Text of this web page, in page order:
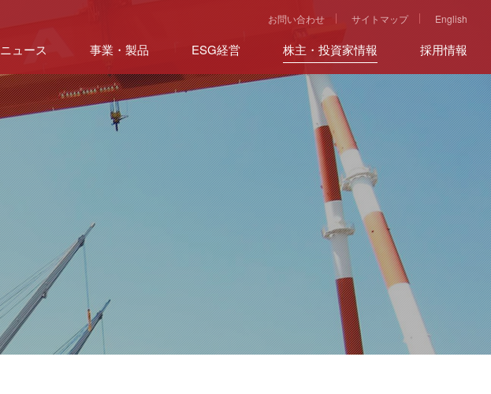
ニュース 事業・製品 ESG経営 株主・投資家情報 採用情報
お問い合わせ サイトマップ English